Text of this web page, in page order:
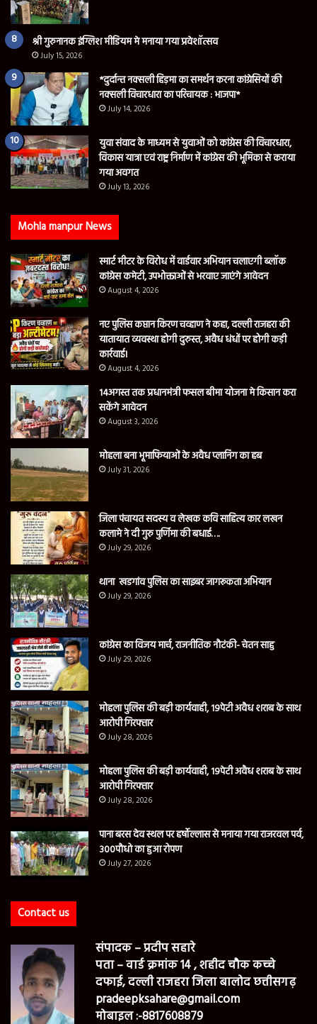
श्री गुरुनानक इंग्लिश मीडियम मे मनाया गया प्रवेशॉत्सव
July 15, 2026
*दुर्दान्त नक्सली हिड़मा का समर्थन करना कांग्रेसियों की
नक्सली विचारधारा का परिचायक : भाजपा*
July 14, 2026
युवा संवाद के माध्यम से युवाओं को कांग्रेस की विचारधारा,
विकास यात्रा एवं राष्ट्र निर्माण में कांग्रेस की भूमिका से कराया
गया अवगत
July 13, 2026
Mohla manpur News
स्मार्ट मीटर के विरोध में वार्डवार अभियान चलाएगी ब्लॉक
कांग्रेस कमेटी, उपभोक्ताओं से भरवाए जाएंगे आवेदन
August 4, 2026
नए पुलिस कप्तान किरण चव्हाण ने कहा, दल्ली राजहरा की
यातायात व्यवस्था होगी दुरुस्त, अवैध धंधों पर होगी कड़ी
कार्रवाई।
August 4, 2026
14अगस्त तक प्रधानमंत्री फसल बीमा योजना मे किसान करा
सकेंगे आवेदन
August 3, 2026
मोहला बना भूमाफियाओं के अवैध प्लानिंग का हब
July 31, 2026
जिला पंचायत सदस्य व लेखक कवि साहित्य कार लखन
कलामे ने दी गुरु पुर्णिमा की बधाई….
July 29, 2026
थाना खडगांव पुलिस का साइबर जागरूकता अभियान
July 29, 2026
कांग्रेस का विजय मार्च, राजनीतिक नौटंकी- चेतन साहु
July 29, 2026
मोहला पुलिस की बड़ी कार्यवाही, 19पेटी अवैध शराब के साथ
आरोपी गिरफ्तार
July 28, 2026
मोहला पुलिस की बड़ी कार्यवाही, 19पेटी अवैध शराब के साथ
आरोपी गिरफ्तार
July 28, 2026
पाना बरस देव स्थल पर हर्षोल्लास से मनाया गया राजरवल पर्व,
300पौधो का हुआ रोपण
July 27, 2026
Contact us
संपादक – प्रदीप सहारे
पता – वार्ड क्रमांक 14 , शहीद चौक कच्चे
दफाई, दल्ली राजहरा जिला बालोद छत्तीसगढ़
pradeepksahare@gmail.com
मोबाइल :-8817608879